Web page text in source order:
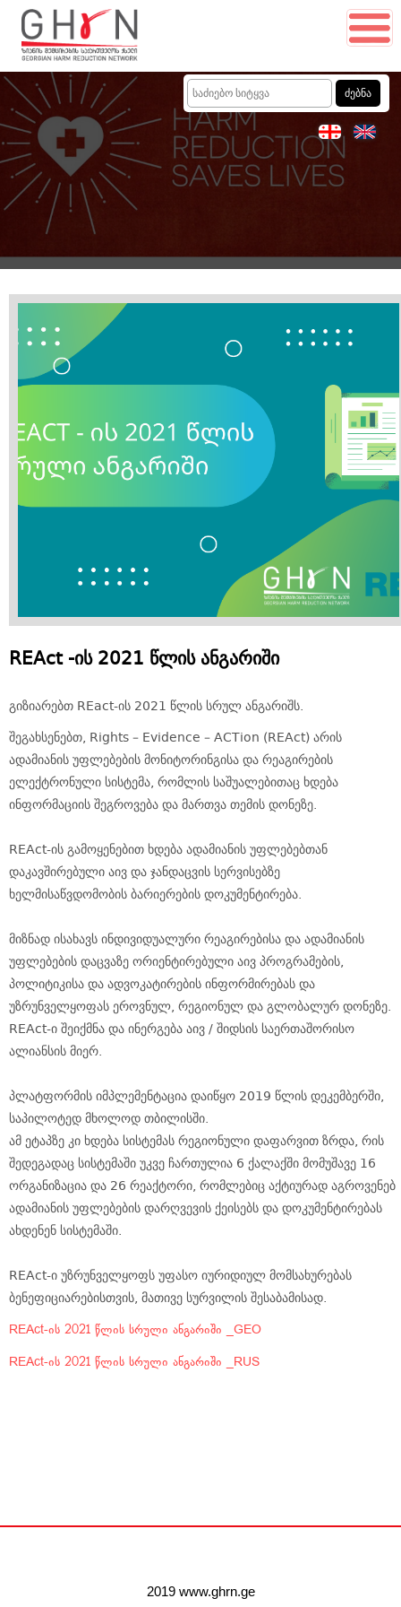
REAct -ის 2021 წლის ანგარიში
გიზიარებთ REact-ის 2021 წლის სრულ ანგარიშს.
შეგახსენებთ, Rights – Evidence – ACTion (REAct) არის
ადამიანის უფლებების მონიტორინგისა და რეაგირების
ელექტრონული სისტემა, რომლის საშუალებითაც ხდება
ინფორმაციის შეგროვება და მართვა თემის დონეზე.
REAct-ის გამოყენებით ხდება ადამიანის უფლებებთან
დაკავშირებული აივ და ჯანდაცვის სერვისებზე
ხელმისაწვდომობის ბარიერების დოკუმენტირება.
მიზნად ისახავს ინდივიდუალური რეაგირებისა და ადამიანის
უფლებების დაცვაზე ორიენტირებული აივ პროგრამების,
პოლიტიკისა და ადვოკატირების ინფორმირებას და
უზრუნველყოფას ეროვნულ, რეგიონულ და გლობალურ დონეზე.
REAct-ი შეიქმნა და ინერგება აივ / შიდსის საერთაშორისო
ალიანსის მიერ.
პლატფორმის იმპლემენტაცია დაიწყო 2019 წლის დეკემბერში,
საპილოტედ მხოლოდ თბილისში.
ამ ეტაპზე კი ხდება სისტემას რეგიონული დაფარვით ზრდა, რის
შედეგადაც სისტემაში უკვე ჩართულია 6 ქალაქში მომუშავე 16
ორგანიზაცია და 26 რეაქტორი, რომლებიც აქტიურად აგროვენებ
ადამიანის უფლებების დარღვევის ქეისებს და დოკუმენტირებას
ახდენენ სისტემაში.
REAct-ი უზრუნველყოფს უფასო იურიდიულ მომსახურებას
ბენეფიციარებისთვის, მათივე სურვილის შესაბამისად.
REAct-ის 2021 წლის სრული ანგარიში _GEO
REAct-ის 2021 წლის სრული ანგარიში _RUS
2019 www.ghrn.ge